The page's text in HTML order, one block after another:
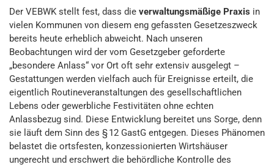
Der VEBWK stellt fest, dass die verwaltungsmäßige Praxis in
vielen Kommunen von diesem eng gefassten Gesetzeszweck
bereits heute erheblich abweicht. Nach unseren
Beobachtungen wird der vom Gesetzgeber geforderte
„besondere Anlass“ vor Ort oft sehr extensiv ausgelegt –
Gestattungen werden vielfach auch für Ereignisse erteilt, die
eigentlich Routineveranstaltungen des gesellschaftlichen
Lebens oder gewerbliche Festivitäten ohne echten
Anlassbezug sind. Diese Entwicklung bereitet uns Sorge, denn
sie läuft dem Sinn des § 12 GastG entgegen. Dieses Phänomen
belastet die ortsfesten, konzessionierten Wirtshäuser
ungerecht und erschwert die behördliche Kontrolle des